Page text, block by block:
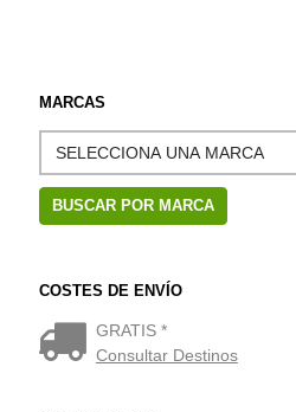
MARCAS
COSTES DE ENVÍO
GRATIS *
Consultar Destinos